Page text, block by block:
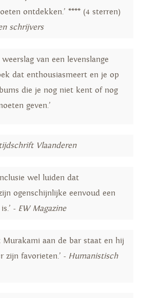
ontdekken.’ **** (4 sterren)
schrijvers
van een levenslange
dat enthousiasmeert en je op
die je nog niet kent of nog
geven.’
Vlaanderen
wel luiden dat
ogenschijnlijke eenvoud een
- EW Magazine
Murakami aan de bar staat en hij
zijn favorieten.’ - Humanistisch